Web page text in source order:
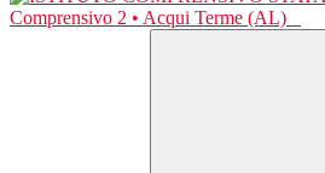
Comprensivo 2 • Acqui Terme (AL)